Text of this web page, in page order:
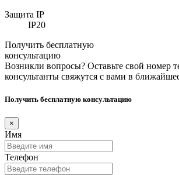
Защита IP
IP20
Получить бесплатную
консультацию
Возникли вопросы? Оставьте свой номер
консультанты свяжутся с вами в
Получить бесплатную консультацию
×
Имя
Телефон